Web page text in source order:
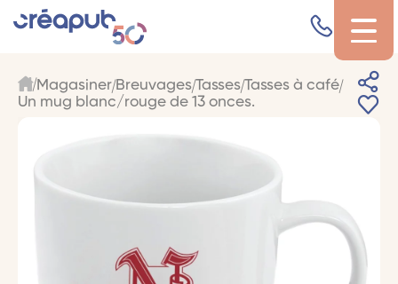
Magasiner Breuvages Tasses Tasses à café
Un mug blanc/rouge de 13 onces.